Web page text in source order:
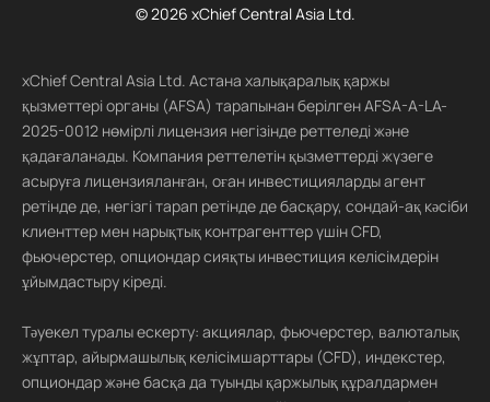
© 2026 xChief Central Asia Ltd.
xChief Central Asia Ltd. Астана халықаралық қаржы
қызметтері органы (AFSA) тарапынан берілген AFSA-A-LA-
2025-0012 нөмірлі лицензия негізінде реттеледі және
қадағаланады. Компания реттелетін қызметтерді жүзеге
асыруға лицензияланған, оған инвестицияларды агент
ретінде де, негізгі тарап ретінде де басқару, сондай-ақ кәсіби
клиенттер мен нарықтық контрагенттер үшін CFD,
фьючерстер, опциондар сияқты инвестиция келісімдерін
ұйымдастыру кіреді.
Тәуекел туралы ескерту: акциялар, фьючерстер, валюталық
жұптар, айырмашылық келісімшарттары (CFD), индекстер,
опциондар және басқа да туынды қаржылық құралдармен